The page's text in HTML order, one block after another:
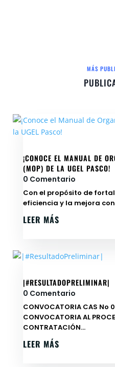
MÁS
¡CONOCE EL MANUAL DE
(MOP) DE LA UGEL PASCO!
0 Comentario
Con el propósito de
eficiencia y la mejora
LEER MÁS
|#RESULTADOPRELIMINAR|
0 Comentario
CONVOCATORIA CAS No
CONVOCATORIA AL
CONTRATACIÓN...
LEER MÁS